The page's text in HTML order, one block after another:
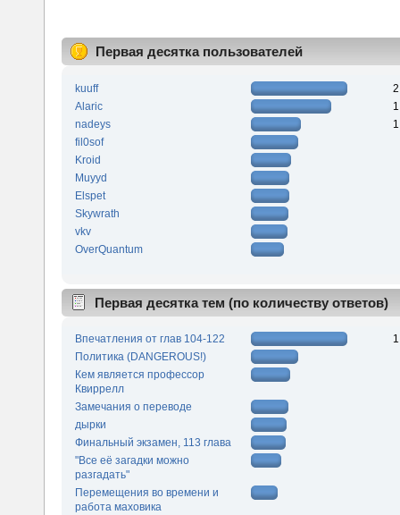
Первая десятка пользователей
kuuff
Alaric
nadeys
fil0sof
Kroid
Muyyd
Elspet
Skywrath
vkv
OverQuantum
Первая десятка тем (по количеству ответов)
Впечатления от глав 104-122
Политика (DANGEROUS!)
Кем является профессор
Квиррелл
Замечания о переводе
дырки
Финальный экзамен, 113 глава
"Все её загадки можно
разгадать"
Перемещения во времени и
работа маховика